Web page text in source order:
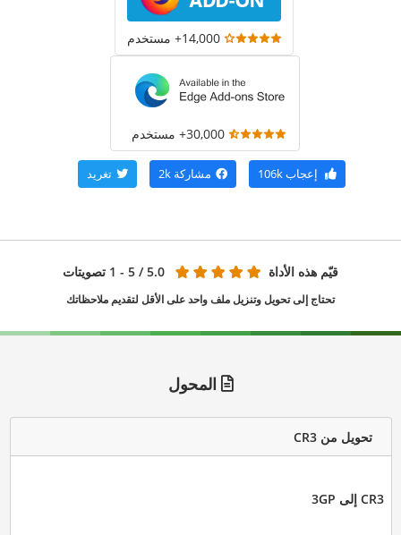
14,000+ مستخدم
30,000+ مستخدم
إعجاب106k مشاركة 2k تغريد
قيّم هذه الأداة 5.0 / 5 - 1 تصويتات
تحتاج إلى تحويل وتنزيل ملف واحد على الأقل لتقديم ملاحظاتك
المحول
تحويل من CR3
CR3 إلى 3GP